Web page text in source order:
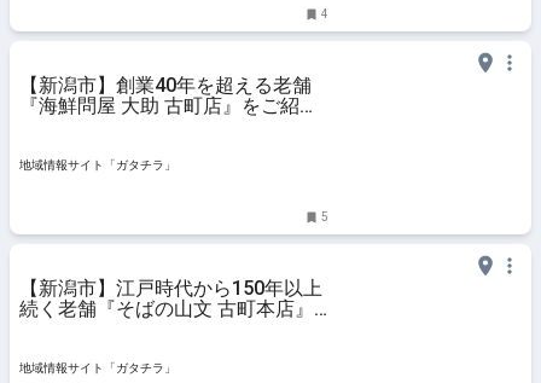
4
【新潟市】創業40年を超える老舗
『海鮮問屋 大助 古町店』をご紹
メ”がSNSで話題♪ - 地域情報サイト
地域情報サイト「ガタチラ」
5
【新潟市】江戸時代から150年以上
続く老舗『そばの山文 古町本店』
め♪ - 地域情報サイト「ガタチラ」
地域情報サイト「ガタチラ」